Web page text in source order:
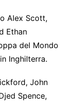
Alex Scott,
Ethan
del Mondo
Inghilterra.
John
Spence,